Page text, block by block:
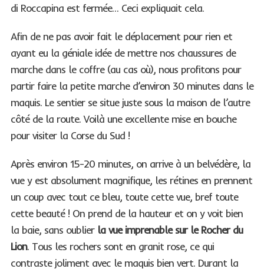
di Roccapina est fermée… Ceci expliquait cela.
Afin de ne pas avoir fait le déplacement pour rien et
ayant eu la géniale idée de mettre nos chaussures de
marche dans le coffre (au cas où), nous profitons pour
partir faire la petite marche d’environ 30 minutes dans le
maquis. Le sentier se situe juste sous la maison de l’autre
côté de la route. Voilà une excellente mise en bouche
pour visiter la Corse du Sud !
Après environ 15-20 minutes, on arrive à un belvédère, la
vue y est absolument magnifique, les rétines en prennent
un coup avec tout ce bleu, toute cette vue, bref toute
cette beauté ! On prend de la hauteur et on y voit bien
la baie, sans oublier la vue imprenable sur le Rocher du
Lion. Tous les rochers sont en granit rose, ce qui
contraste joliment avec le maquis bien vert. Durant la